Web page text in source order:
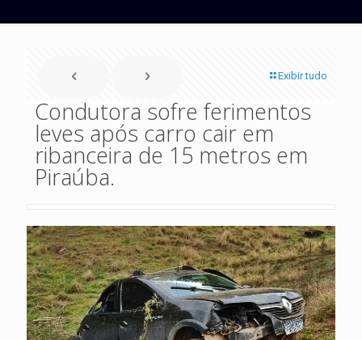
Exibir tudo
Condutora sofre ferimentos
leves após carro cair em
ribanceira de 15 metros em
Piraúba.